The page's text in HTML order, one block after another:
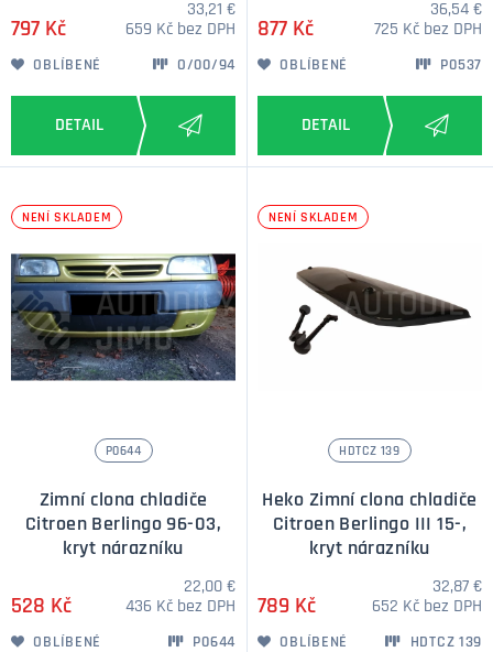
797 Kč
33,21 €
659 Kč bez DPH
OBLÍBENÉ O/00/94
877 Kč
36,54 €
725 Kč bez DPH
OBLÍBENÉ P0537
NENÍ SKLADEM
P0644
Zimní clona chladiče
Citroen Berlingo 96-03,
kryt nárazníku
528 Kč
22,00 €
436 Kč bez DPH
OBLÍBENÉ P0644
NENÍ SKLADEM
HDTCZ 139
Heko Zimní clona chladiče
Citroen Berlingo III 15-,
kryt nárazníku
789 Kč
32,87 €
652 Kč bez DPH
OBLÍBENÉ HDTCZ 139